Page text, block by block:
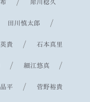
犀川稔久
田川慎太郎 /
貴 / 石本真里
/ 細江悠真 /
平 / 菅野裕貴